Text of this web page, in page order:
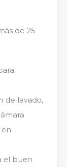
de 25
de lavado,
en
el buen